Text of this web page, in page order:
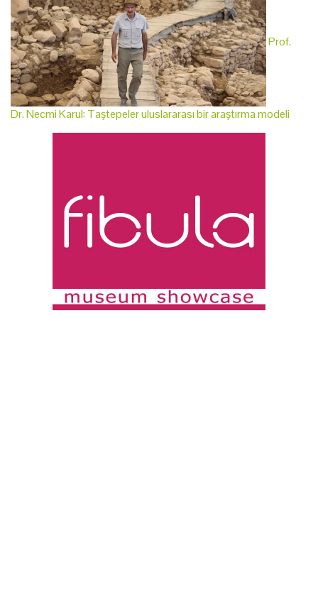
Prof.
Dr. Necmi Karul: Taştepeler uluslararası bir araştırma modeli